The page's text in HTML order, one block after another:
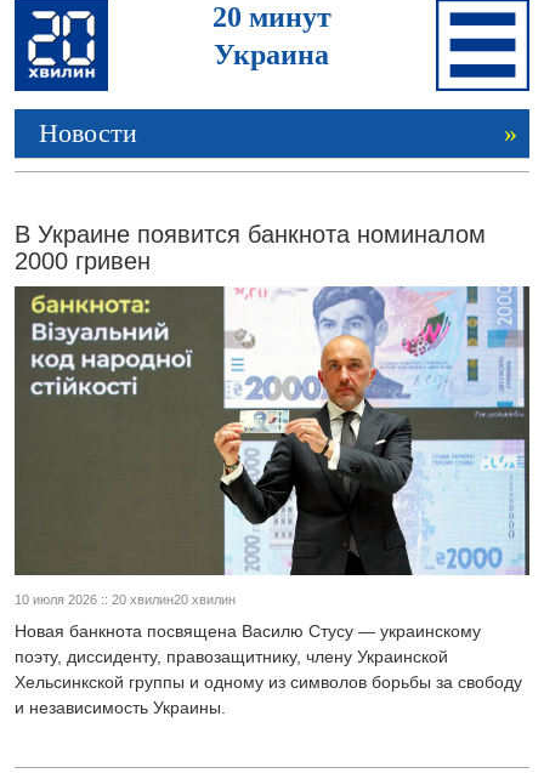
20 минут
Украина
Новости »
В Украине появится банкнота номиналом
2000 гривен
10 июля 2026 :: 20 хвилин20 хвилин
Новая банкнота посвящена Василю Стусу — украинскому
поэту, диссиденту, правозащитнику, члену Украинской
Хельсинкской группы и одному из символов борьбы за свободу
и независимость Украины.